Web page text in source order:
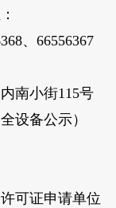
、66556367
南小街115号
设备公示）
可证申请单位